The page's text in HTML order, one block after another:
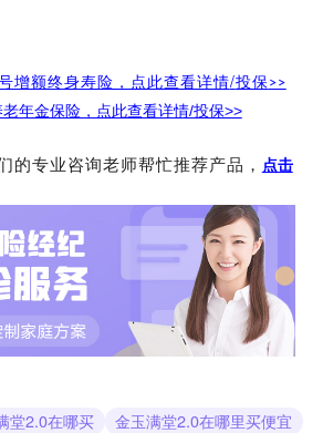
增额终身寿险，点此查看详情/投保>>
年金保险，点此查看详情/投保>>
的专业咨询老师帮忙推荐产品， 点击
堂2.0在哪买
金玉满堂2.0在哪里买便宜